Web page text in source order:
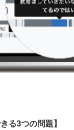
る3つの問題】